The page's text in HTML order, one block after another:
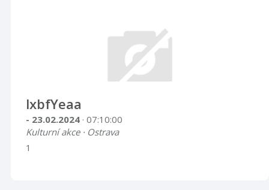
lxbfYeaa
- 23.02.2024 · 07:10:00
Kulturní akce · Ostrava
1